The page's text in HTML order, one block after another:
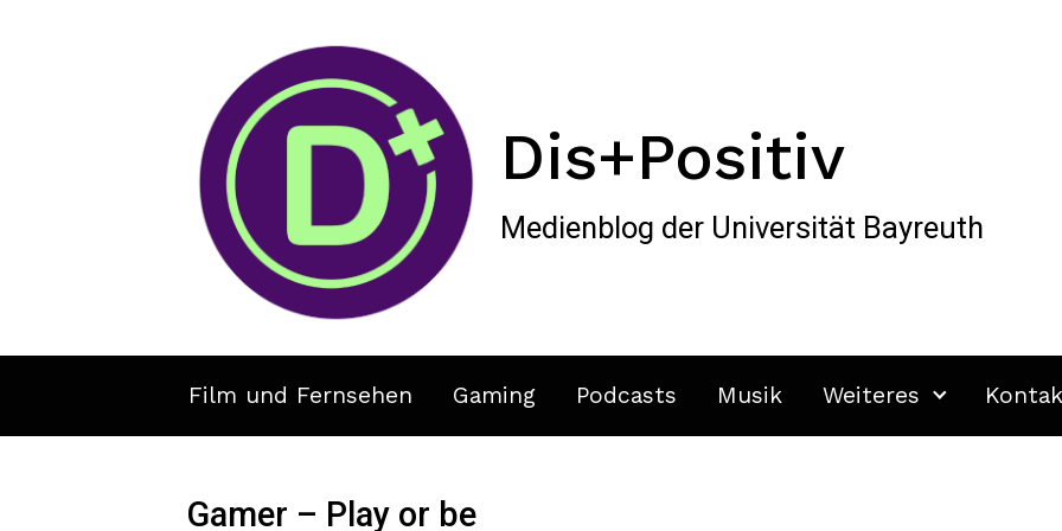
Dis+Positiv
Medienblog der Universität Bayreuth
Film und Fernsehen Gaming Podcasts Musik Weiteres
Gamer – Play or be